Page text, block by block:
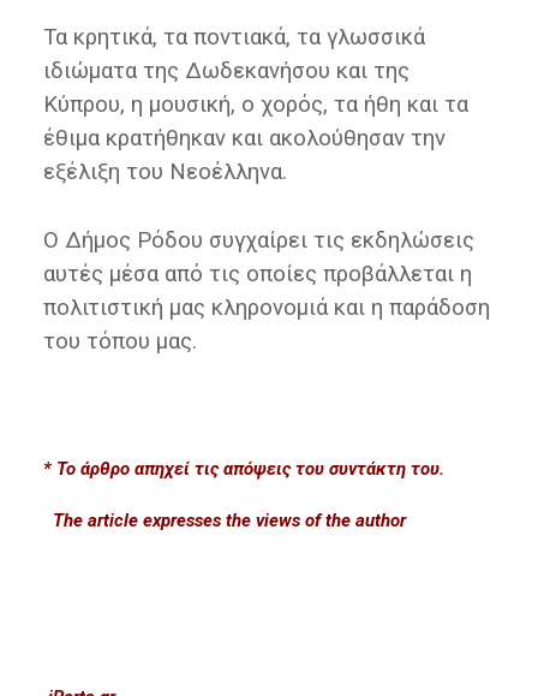
Τα κρητικά, τα ποντιακά, τα γλωσσικά
ιδιώματα της Δωδεκανήσου και της
Κύπρου, η μουσική, ο χορός, τα ήθη και τα
έθιμα κρατήθηκαν και ακολούθησαν την
εξέλιξη του Νεοέλληνα.
Ο Δήμος Ρόδου συγχαίρει τις εκδηλώσεις
αυτές μέσα από τις οποίες προβάλλεται η
πολιτιστική μας κληρονομιά και η παράδοση
του τόπου μας.
* Το άρθρο απηχεί τις απόψεις του συντάκτη του.
The article expresses the views of the author